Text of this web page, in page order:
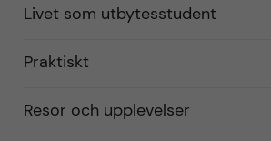
Livet som utbytesstudent
Praktiskt
Resor och upplevelser